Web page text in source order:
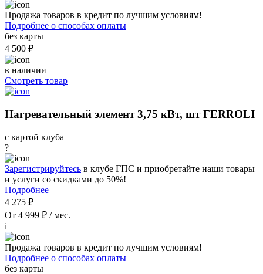
Продажа товаров в кредит по лучшим условиям!
Подробнее о способах оплаты
без карты
4 500 ₽
в наличии
Смотреть товар
Нагревательный элемент 3,75 кВт, шт FERROLI
с картой клуба
?
Зарегистрируйтесь в клубе ГПС и приобретайте наши товары
и услуги со скидками до 50%!
Подробнее
4 275 ₽
От 4 999 ₽ / мес.
i
Продажа товаров в кредит по лучшим условиям!
Подробнее о способах оплаты
без карты